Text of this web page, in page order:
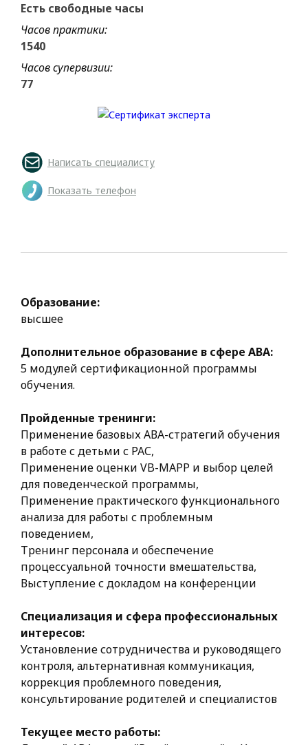
Есть свободные часы
Часов практики:
1540
Часов супервизии:
77
Написать специалисту
Показать телефон
Образование:
высшее
Дополнительное образование в сфере АВА:
5 модулей сертификационной программы
обучения.
Пройденные тренинги:
Применение базовых АВА-стратегий обучения
в работе с детьми с РАС,
Применение оценки VB-MAPP и выбор целей
для поведенческой программы,
Применение практического функционального
анализа для работы с проблемным
поведением,
Тренинг персонала и обеспечение
процессуальной точности вмешательства,
Выступление с докладом на конференции
Специализация и сфера профессиональных
интересов:
Установление сотрудничества и руководящего
контроля, альтернативная коммуникация,
коррекция проблемного поведения,
консультирование родителей и специалистов
Текущее место работы: